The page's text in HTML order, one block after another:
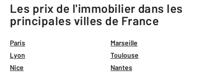
Les prix de l'immobilier dans les
principales villes de France
Paris
Marseille
Lyon
Toulouse
Nice
Nantes